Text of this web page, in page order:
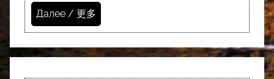
Далее / 更多